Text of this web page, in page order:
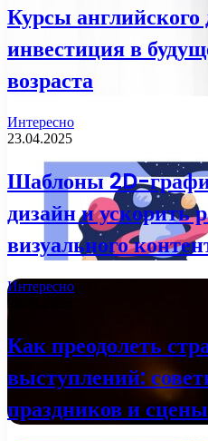
Курсы английского
инвестиция в
возраста
Интересно
23.04.2025
Шаблоны 2D-
дизайн и ускорить
визуального
Интересно
Как преодолеть
выступлений:
праздников и сцены